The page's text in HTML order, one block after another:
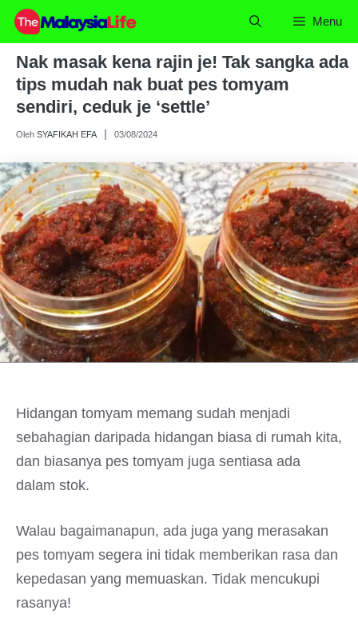
Skip
content
Menu
Nak masak kena rajin je! Tak sangka ada
tips mudah nak buat pes tomyam
sendiri, ceduk je ‘settle’
Oleh SYAFIKAH EFA 03/08/2024
Hidangan tomyam memang sudah menjadi
sebahagian daripada hidangan biasa di rumah kita,
dan biasanya pes tomyam juga sentiasa ada
dalam stok.
Walau bagaimanapun, ada juga yang merasakan
pes tomyam segera ini tidak memberikan rasa dan
kepedasan yang memuaskan. Tidak mencukupi
rasanya!